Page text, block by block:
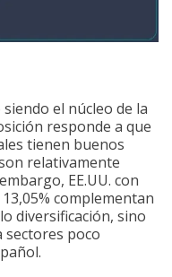
el núcleo de la
responde a que
tienen buenos
relativamente
EE.UU. con
complementan
diversificación, sino
sectores poco